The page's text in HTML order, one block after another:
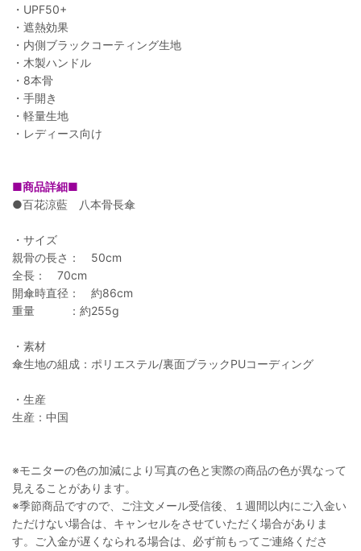
・UPF50+
・遮熱効果
・内側ブラックコーティング生地
・木製ハンドル
・8本骨
・手開き
・軽量生地
・レディース向け
■商品詳細■
●百花涼藍 八本骨長傘
・サイズ
親骨の長さ： 50cm
全長： 70cm
開傘時直径： 約86cm
重量 ：約255g
・素材
傘生地の組成：ポリエステル/裏面ブラックPUコーディング
・生産
生産：中国
※モニターの色の加減により写真の色と実際の商品の色が異なって
見えることがあります。
※季節商品ですので、ご注文メール受信後、１週間以内にご入金い
ただけない場合は、キャンセルをさせていただく場合がありま
す。ご入金が遅くなられる場合は、必ず前もってご連絡くださ